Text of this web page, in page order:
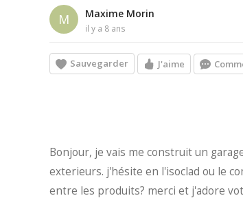
M Maxime Morin
il y a 8 ans
Sauvegarder J'aime
Bonjour, je vais me construit un
exterieurs. j'hésite en l'isoclad ou le
entre les produits? merci et j'adore